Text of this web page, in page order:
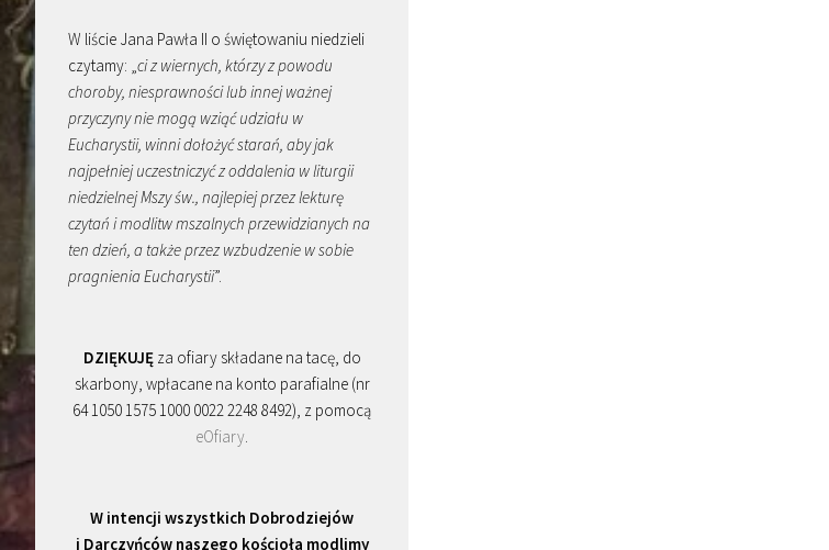
W liście Jana Pawła II o świętowaniu niedzieli
czytamy: „ci z wiernych, którzy z powodu
choroby, niesprawności lub innej ważnej
przyczyny nie mogą wziąć udziału w
Eucharystii, winni dołożyć starań, aby jak
najpełniej uczestniczyć z oddalenia w liturgii
niedzielnej Mszy św., najlepiej przez lekturę
czytań i modlitw mszalnych przewidzianych na
ten dzień, a także przez wzbudzenie w sobie
pragnienia Eucharystii”.
DZIĘKUJĘza ofiary składane na tacę, do
skarbony, wpłacane na konto parafialne (nr
64 1050 1575 1000 0022 2248 8492), z pomocą
eOfiary.
W intencji wszystkich Dobrodziejów
i Darczyńców naszego kościoła modlimy